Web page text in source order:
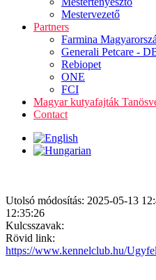
Mestervezető
Partners
Farmina
Generali Petcare -
Rebiopet
ONE
FCI
Magyar kutyafajták
Contact
Utolsó módosítás: 2025-05-13
12:35:26
Kulcsszavak:
Rövid link:
https://www.kennelclub.hu/